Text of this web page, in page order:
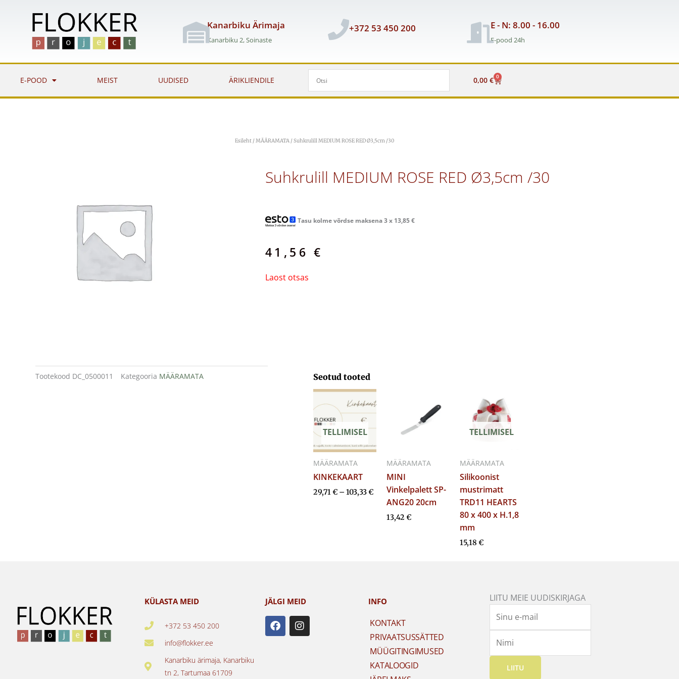
Kanarbiku Ärimaja
Kanarbiku 2, Soinaste
+372 53 450 200 E - N: 8.00 - 16.00
E-pood 24h
E-POOD MEIST UUDISED ÄRIKLIENDILE 0,00 € 0
Cart
Esileht/MÄÄRAMATA/ Suhkrulill MEDIUM ROSE RED Ø3,5cm /30
Suhkrulill MEDIUM ROSE RED Ø3,5cm /30
Tasu kolme võrdse maksena 3 x 13,85€
41,56€
Laost otsas
Tootekood DC_0500011 Kategooria MÄÄRAMATA Seotud tooted
TELLIMISEL
MÄÄRAMATA
KINKEKAART
29,71€ – 103,33€
Hinnavahemik:
29,71 €
kuni
MÄÄRAMATA
MINI
Vinkelpalett SP-
ANG20 20cm
13,42 €
TELLIMISEL
MÄÄRAMATA
Silikoonist
mustrimatt
TRD11 HEARTS
80 x 400 x H.1,8
mm
15,18 €
KÜLASTA MEID
+372 53 450 200
info@flokker.ee
Kanarbiku ärimaja, Kanarbiku
tn 2, Tartumaa 61709
JÄLGI MEID
F
a
c
I
n
s
INFO
KONTAKT
PRIVAATSUSSÄTTED
MÜÜGITINGIMUSED
KATALOOGID
LIITU MEIE UUDISKIRJAGA
LIITU